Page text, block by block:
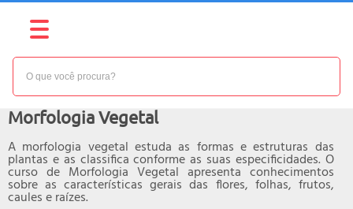
NÍVEL: BÁSICO
Morfologia Vegetal
A morfologia vegetal estuda as formas e estruturas das
plantas e as classifica conforme as suas especificidades. O
curso de Morfologia Vegetal apresenta conhecimentos
sobre as características gerais das flores, folhas, frutos,
caules e raízes.